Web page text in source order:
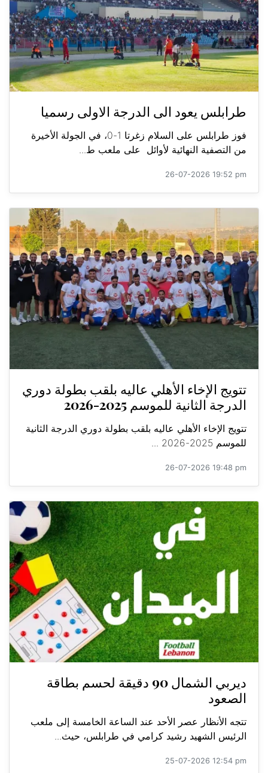
طرابلس يعود الى الدرجة الاولى رسميا
فوز طرابلس على السلام زغرتا 1-0، في الجولة الأخيرة
من التصفية النهائية لأوائل على ملعب ط...
26-07-2026 19:52 pm
تتويج الإخاء الأهلي عاليه بلقب بطولة دوري
الدرجة الثانية للموسم 2025-2026
تتويج الإخاء الأهلي عاليه بلقب بطولة دوري الدرجة الثانية
للموسم 2025-2026 ...
26-07-2026 19:48 pm
ديربي الشمال 90 دقيقة لحسم بطاقة
الصعود
تتجه الأنظار عصر الأحد عند الساعة الخامسة إلى ملعب
الرئيس الشهيد رشيد كرامي في طرابلس، حيث...
25-07-2026 12:54 pm